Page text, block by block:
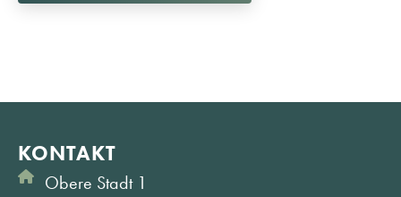
KONTAKT
Obere Stadt 1